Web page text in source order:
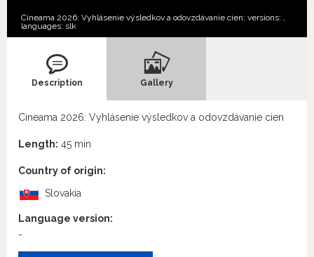
Cineama 2026: Vyhlásenie výsledkov a odovzdávanie cien; versions:
languages: slk
Description Gallery
Cineama 2026: Vyhlásenie výsledkov a odovzdávanie cien
Length: 45 min
Country of origin:
Slovakia
Language version:
-